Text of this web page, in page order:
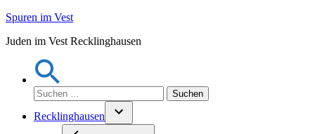
Zum
springen
Spuren im Vest
Juden im Vest Recklinghausen
Suchen
nach:
Recklinghausen